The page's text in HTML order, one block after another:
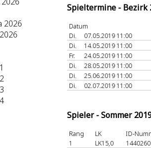
2026
Spieltermine - Bezirk
Datum
Di.
07.05.2019 11:00
Di.
14.05.2019 11:00
Fr.
24.05.2019 11:00
Di.
28.05.2019 11:00
Di.
25.06.2019 11:00
Di.
02.07.2019 11:00
Spieler - Sommer
Rang LK
ID-
1
LK15,0